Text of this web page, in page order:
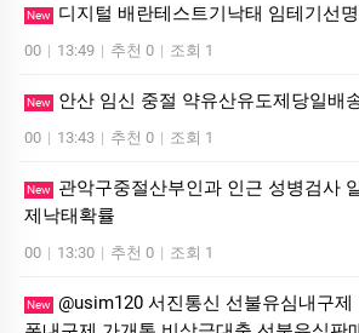
New 디지털 배란테스트기낙태 임테기선
00 | 13:49 | 추천 0 | 조회 1
New 안산 임신 중절 약유산유도제당일배
00 | 13:43 | 추천 0 | 조회 1
New
관악구중절산부인과 인근 성병검사
제낙태확률
00 | 13:30 | 추천 0 | 조회 1
New @usim120 서진통신 선불유심내구제